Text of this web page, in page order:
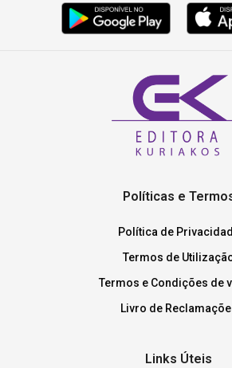
Políticas e
Política de
Termos de
Termos e Condições de
Livro de
Links Úteis